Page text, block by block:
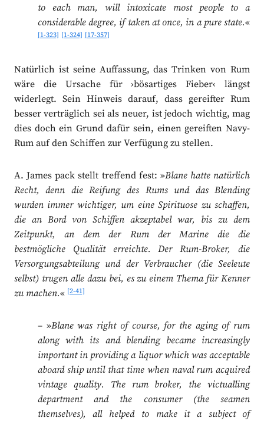
to each man, will intoxicate most people to a
considerable degree, if taken at once, in a pure state.«
[1-323] [1-324] [17-357]
Natürlich ist seine Auffassung, das Trinken von Rum
wäre die Ursache für ›bösartiges Fieber‹ längst
widerlegt. Sein Hinweis darauf, dass gereifter Rum
besser verträglich sei als neuer, ist jedoch wichtig, mag
dies doch ein Grund dafür sein, einen gereiften Navy-
Rum auf den Schiffen zur Verfügung zu stellen.
A. James pack stellt treffend fest: »Blane hatte natürlich
Recht, denn die Reifung des Rums und das Blending
wurden immer wichtiger, um eine Spirituose zu schaffen,
die an Bord von Schiffen akzeptabel war, bis zu dem
Zeitpunkt, an dem der Rum der Marine die die
bestmögliche Qualität erreichte. Der Rum-Broker, die
Versorgungsabteilung und der Verbraucher (die Seeleute
selbst) trugen alle dazu bei, es zu einem Thema für Kenner
zu machen.«[2-41]
– »Blane was right of course, for the aging of rum
along with its and blending became increasingly
important in providing a liquor which was acceptable
aboard ship until that time when naval rum acquired
vintage quality. The rum broker, the victualling
department and the consumer (the seamen
themselves), all helped to make it a subject of